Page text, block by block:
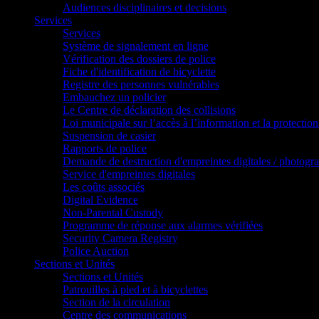
Audiences disciplinaires et decisions
Services
Services
Système de signalement en ligne
Vérification des dossiers de police
Fiche d'identification de bicyclette
Registre des personnes vulnérables
Embauchez un policier
Le Centre de déclaration des collisions
Loi municipale sur l’accès à l’information et la
Suspension de casier
Rapports de police
Demande de destruction d'empreintes digitales /
Service d'empreintes digitales
Les coûts associés
Digital Evidence
Non-Parental Custody
Programme de réponse aux alarmes vérifiées
Security Camera Registry
Police Auction
Sections et Unités
Sections et Unités
Patrouilles à pied et à bicyclettes
Section de la circulation
Centre des communications